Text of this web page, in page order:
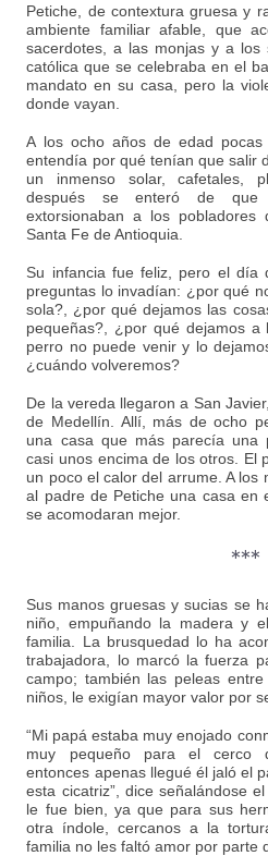
Petiche, de contextura gruesa y
ambiente familiar afable, que
sacerdotes, a las monjas y a los
católica que se celebraba en el
mandato en su casa, pero la
donde vayan.
A los ocho años de edad
entendía por qué tenían que salir
un inmenso solar, cafetales,
después se enteró de
extorsionaban a los
Santa Fe de Antioquia.
Su infancia fue feliz, pero el día
preguntas lo invadían: ¿por qué
sola?, ¿por qué dejamos las
pequeñas?, ¿por qué dejamos
perro no puede venir y lo
¿cuándo volveremos?
De la vereda llegaron a San
de Medellín. Allí, más de ocho
una casa que más parecía una
casi unos encima de los otros. El
un poco el calor del arrume. A los
al padre de Petiche una casa en
se acomodaran mejor.
***
Sus manos gruesas y sucias se
niño, empuñando la madera y
familia. La brusquedad lo ha
trabajadora, lo marcó la fuerza
campo; también las peleas
niños, le exigían mayor valor por
“Mi papá estaba muy enojado
muy pequeño para el cerco
entonces apenas llegué él jaló el
esta cicatriz”, dice señalándose
le fue bien, ya que para sus
otra índole, cercanos a la
familia no les faltó amor por parte